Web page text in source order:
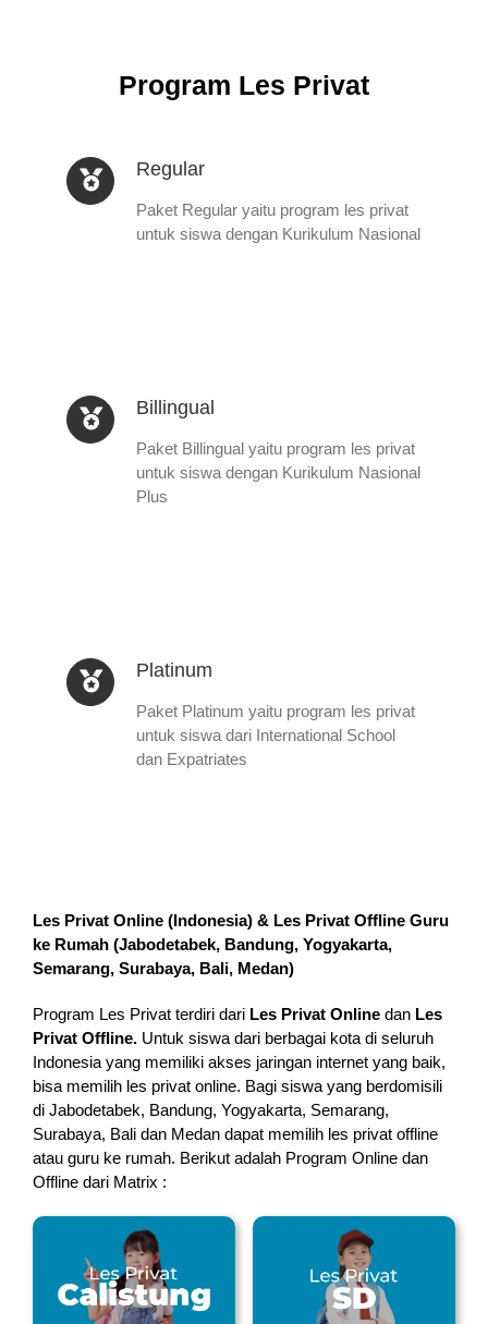
Program Les Privat
Regular
Paket Regular yaitu program les privat
untuk siswa dengan Kurikulum Nasional
Billingual
Paket Billingual yaitu program les privat
untuk siswa dengan Kurikulum Nasional
Plus
Platinum
Paket Platinum yaitu program les privat
untuk siswa dari International School
dan Expatriates
Les Privat Online (Indonesia) & Les Privat Offline Guru
ke Rumah (Jabodetabek, Bandung, Yogyakarta,
Semarang, Surabaya, Bali, Medan)
Program Les Privat terdiri dari Les Privat Online dan Les
Privat Offline. Untuk siswa dari berbagai kota di seluruh
Indonesia yang memiliki akses jaringan internet yang baik,
bisa memilih les privat online. Bagi siswa yang berdomisili
di Jabodetabek, Bandung, Yogyakarta, Semarang,
Surabaya, Bali dan Medan dapat memilih les privat offline
atau guru ke rumah. Berikut adalah Program Online dan
Offline dari Matrix :